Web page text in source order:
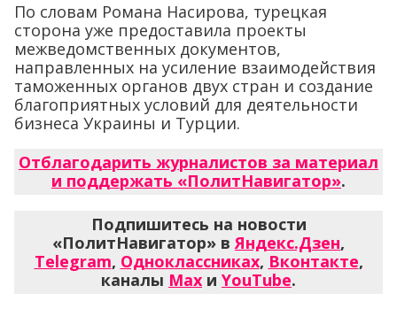
По словам Романа Насирова, турецкая
сторона уже предоставила проекты
межведомственных документов,
направленных на усиление взаимодействия
таможенных органов двух стран и создание
благоприятных условий для деятельности
бизнеса Украины и Турции.
Отблагодарить журналистов за материал
и поддержать «ПолитНавигатор».
Подпишитесь на новости
«ПолитНавигатор» вЯндекс.Дзен,
Telegram, Одноклассниках, Вконтакте,
каналы Max и YouTube.